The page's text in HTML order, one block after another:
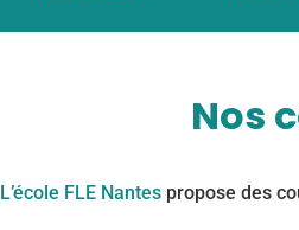
Nos
L’école FLE Nantespropose des